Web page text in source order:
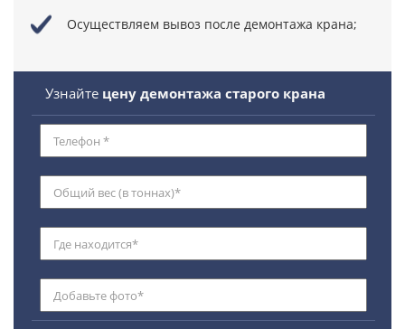
Осуществляем вывоз после демонтажа крана;
Узнайте цену демонтажа старого крана